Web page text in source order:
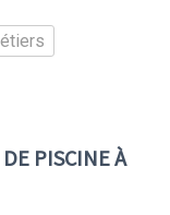
PISCINE À